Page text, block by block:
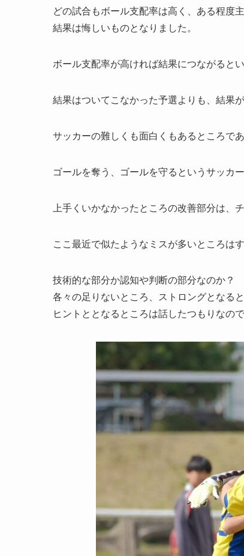
どの試合もボール支配率は高く、ある程度
結果は悔しいものとなりました。
ボール支配率が高ければ結果につながると
結果はついてこなかった予選よりも、結果
サッカーの難しくも面白くもあるところであ
ゴールを奪う、ゴールを守るというサッカ
上手くいかなかったところの改善部分は、
ここ最近で似たようなミスが多いところは
技術的な部分か認知や判断の部分なのか？
各々の足りないところ、ストロングとなる
ヒントととなるところは話したつもりなの